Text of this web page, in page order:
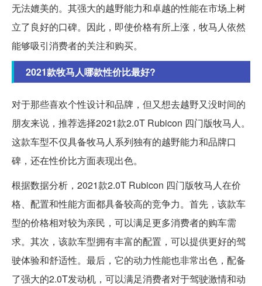
无法媲美的。其强大的越野能力和卓越的性能在市场上树
立了良好的口碑。因此，即使价格有所上涨，牧马人依然
能够吸引消费者的关注和购买。
2021款牧马人哪款性价比最好?
对于那些喜欢个性设计和品牌，但又想去越野又没时间的
朋友来说，推荐选择2021款2.0T Rubicon 四门版牧马人。
这款车型不仅具备牧马人系列独有的越野能力和品牌口
碑，还在性价比方面表现出色。
根据数据分析，2021款2.0T Rubicon 四门版牧马人在价
格、配置和性能方面都具备较高的竞争力。首先，该款车
型的价格相对较为亲民，可以满足更多消费者的购车需
求。其次，该款车型拥有丰富的配置，可以提供更好的驾
驶体验和舒适性。最后，它的动力性能也非常出色，配备
了强大的2.0T发动机，可以满足消费者对于驾驶激情和动